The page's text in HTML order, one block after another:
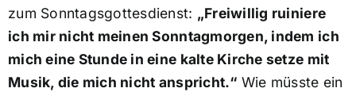
zum Sonntagsgottesdienst: „Freiwillig ruiniere
ich mir nicht meinen Sonntagmorgen, indem ich
mich eine Stunde in eine kalte Kirche setze mit
Musik, die mich nicht anspricht.“ Wie müsste ein